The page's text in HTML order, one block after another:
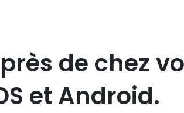
de chez
et Android.